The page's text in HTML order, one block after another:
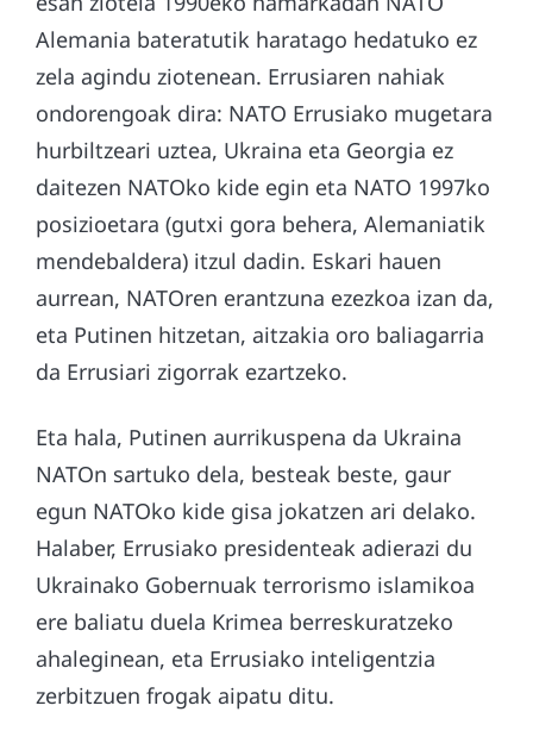
Alemania bateratutik haratago hedatuko ez
zela agindu ziotenean. Errusiaren nahiak
ondorengoak dira: NATO Errusiako mugetara
hurbiltzeari uztea, Ukraina eta Georgia ez
daitezen NATOko kide egin eta NATO 1997ko
posizioetara (gutxi gora behera, Alemaniatik
mendebaldera) itzul dadin. Eskari hauen
aurrean, NATOren erantzuna ezezkoa izan da,
eta Putinen hitzetan, aitzakia oro baliagarria
da Errusiari zigorrak ezartzeko.
Eta hala, Putinen aurrikuspena da Ukraina
NATOn sartuko dela, besteak beste, gaur
egun NATOko kide gisa jokatzen ari delako.
Halaber, Errusiako presidenteak adierazi du
Ukrainako Gobernuak terrorismo islamikoa
ere baliatu duela Krimea berreskuratzeko
ahaleginean, eta Errusiako inteligentzia
zerbitzuen frogak aipatu ditu.